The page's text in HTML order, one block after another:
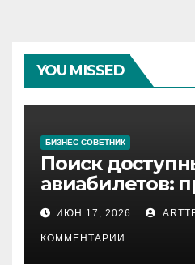
YOU MISSED
БИЗНЕС СОВЕТНИК
Поиск
авиабилетов:
рекомендации
ИЮН 17, 2026
КОММЕНТАРИИ